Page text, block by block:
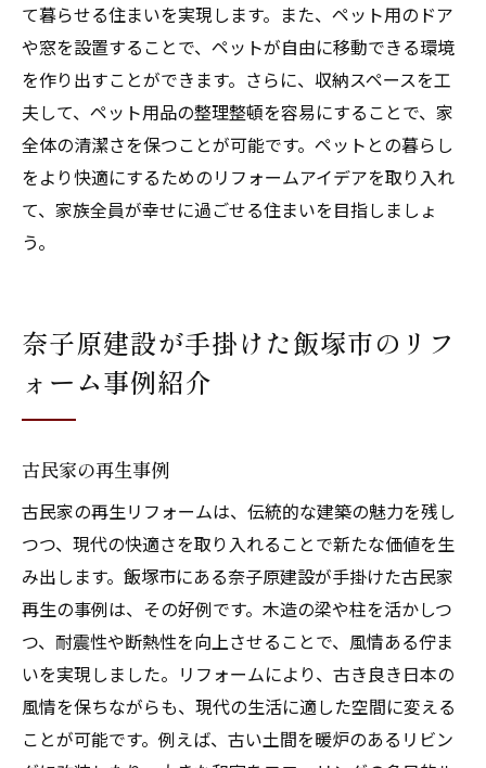
て暮らせる住まいを実現します。また、ペット用のドア
や窓を設置することで、ペットが自由に移動できる環境
を作り出すことができます。さらに、収納スペースを工
夫して、ペット用品の整理整頓を容易にすることで、家
全体の清潔さを保つことが可能です。ペットとの暮らし
をより快適にするためのリフォームアイデアを取り入れ
て、家族全員が幸せに過ごせる住まいを目指しましょ
う。
奈子原建設が手掛けた飯塚市のリフ
ォーム事例紹介
古民家の再生事例
古民家の再生リフォームは、伝統的な建築の魅力を残し
つつ、現代の快適さを取り入れることで新たな価値を生
み出します。飯塚市にある奈子原建設が手掛けた古民家
再生の事例は、その好例です。木造の梁や柱を活かしつ
つ、耐震性や断熱性を向上させることで、風情ある佇ま
いを実現しました。リフォームにより、古き良き日本の
風情を保ちながらも、現代の生活に適した空間に変える
ことが可能です。例えば、古い土間を暖炉のあるリビン